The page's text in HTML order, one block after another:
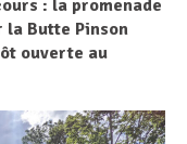
: la promenade
Butte Pinson
ouverte au